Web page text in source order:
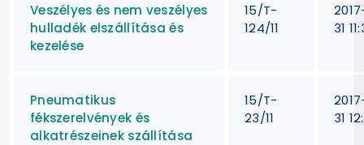
Veszélyes és nem veszélyes
hulladék elszállítása és
kezelése
15/T-
124/11
31
Pneumatikus
fékszerelvények és
alkatrészeinek szállítása
15/T-
23/11
31